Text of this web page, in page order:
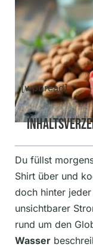
[wpbread]
Du füllst
Shirt über und
doch hinter
unsichtbarer
rund um den
Wasser